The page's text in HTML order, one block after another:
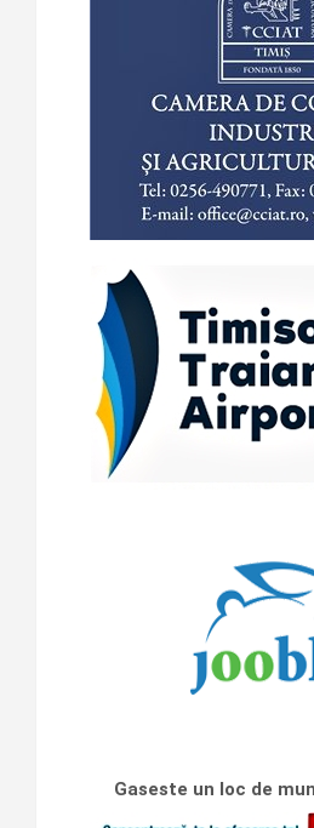
Gaseste un loc de